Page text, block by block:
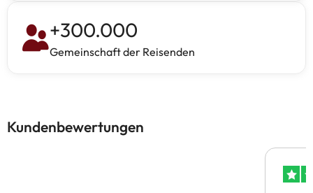
+300.000
Gemeinschaft der Reisenden
Kundenbewertungen